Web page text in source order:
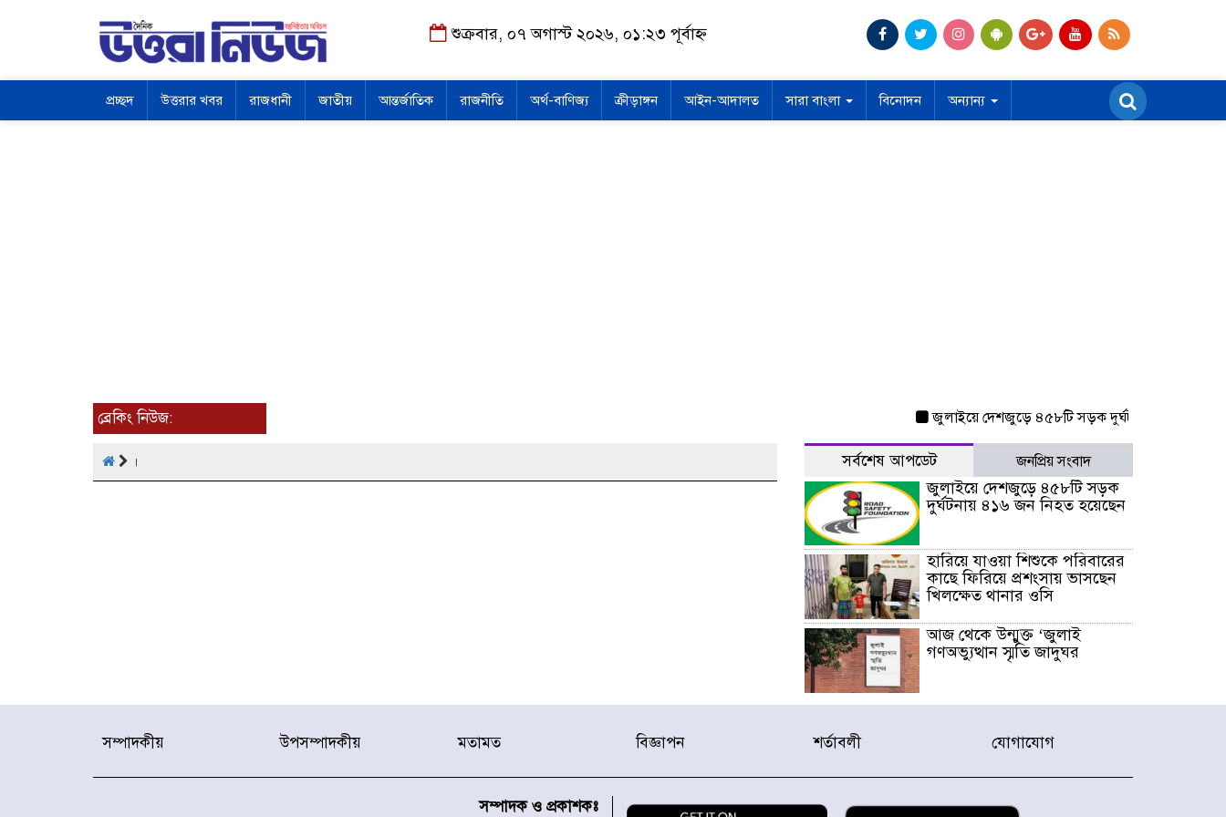
শুক্রবার, ০৭ অগাস্ট ২০২৬, ০১:২৩ পূর্বাহ্ন
প্রচ্ছদ উত্তরার খবর রাজধানী জাতীয় আন্তর্জাতিক রাজনীতি অর্থ-বাণিজ্য ক্রীড়াঙ্গন আইন-আদালত সারা বাংলা বিনোদন অন্যান্য
ব্রেকিং নিউজ: জুলাইয়ে দেশজুড়ে ৪৫৮টি সড়ক দুর্ঘটনায় ৪১৬ জন নিহত
। সর্বশেষ আপডেট জনপ্রিয় সংবাদ
জুলাইয়ে দেশজুড়ে ৪৫৮টি সড়ক
দুর্ঘটনায় ৪১৬ জন নিহত হয়েছেন
হারিয়ে যাওয়া শিশুকে পরিবারের
কাছে ফিরিয়ে প্রশংসায় ভাসছেন
খিলক্ষেত থানার ওসি
আজ থেকে উন্মুক্ত ‘জুলাই
গণঅভ্যুত্থান স্মৃতি জাদুঘর
রাজধানীর উত্তরা আঞ্চলিক
চক্রের ১৩ জন সদস্যকে বিভিন্ন
র‌্যাব-১
হরমুজ প্রণালি নিয়ে ওমানের সঙ্গে
সম্পাদকীয় উপসম্পাদকীয় মতামত বিজ্ঞাপন শর্তাবলী যোগাযোগ
সম্পাদক ও প্রকাশকঃ